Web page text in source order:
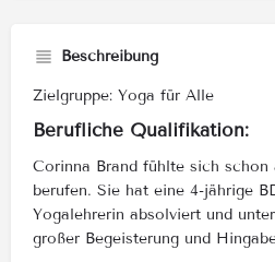
Beschreibung
Zielgruppe: Yoga für Alle
Berufliche Qualifikation:
Corinna Brand fühlte sich schon
berufen. Sie hat eine 4-jährige
Yogalehrerin absolviert und
großer Begeisterung und